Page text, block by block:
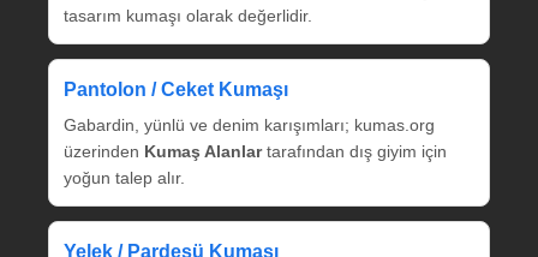
tasarım kumaşı olarak değerlidir.
Pantolon / Ceket Kumaşı
Gabardin, yünlü ve denim karışımları; kumas.org
üzerinden Kumaş Alanlartarafından dış giyim için
yoğun talep alır.
Yelek / Pardesü Kumaşı